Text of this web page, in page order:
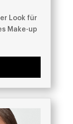
Look für
Make-up